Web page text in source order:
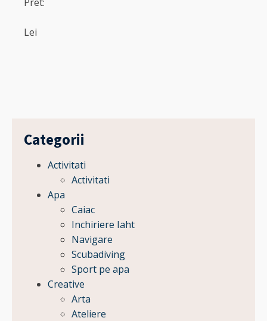
Lei
Categorii
Activitati
Activitati
Apa
Caiac
Inchiriere Iaht
Navigare
Scubadiving
Sport pe apa
Creative
Arta
Ateliere